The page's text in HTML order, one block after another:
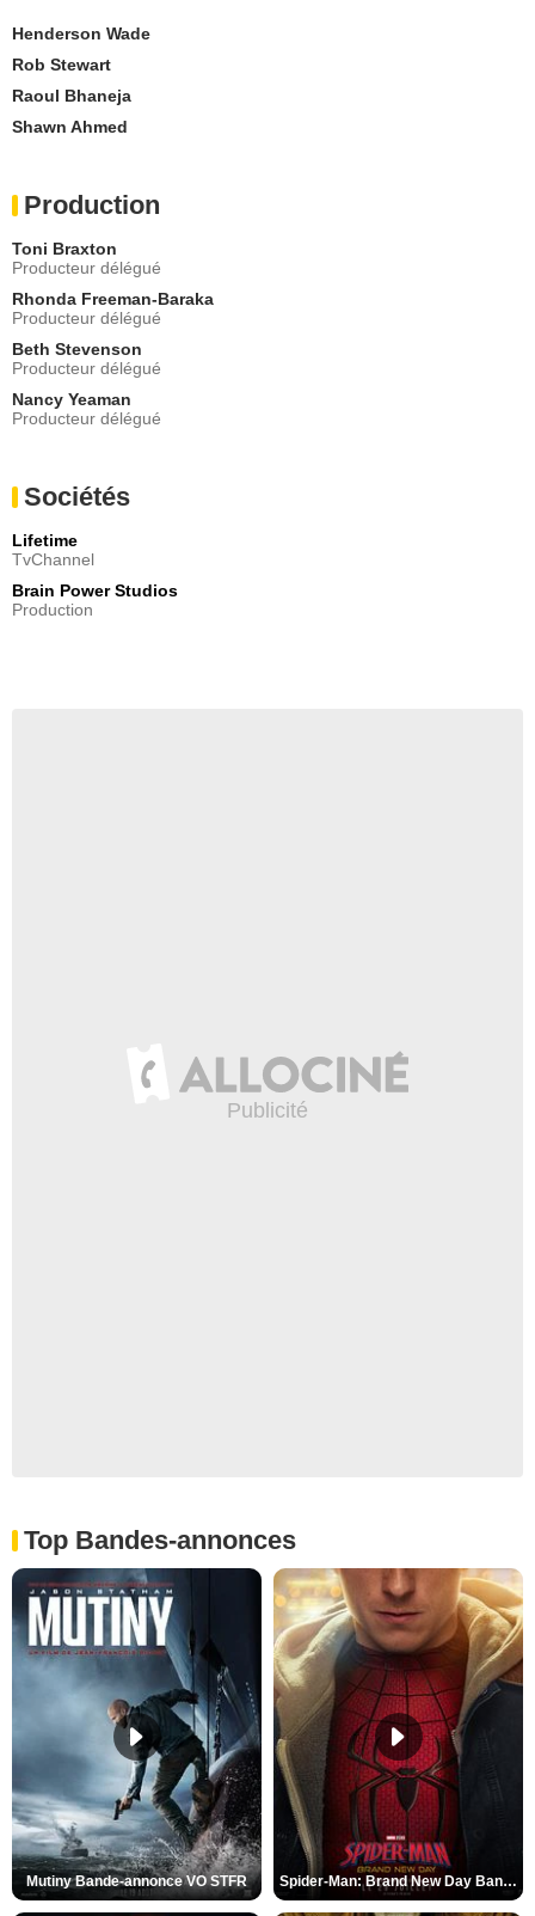
Henderson Wade
Rob Stewart
Raoul Bhaneja
Shawn Ahmed
Production
Toni Braxton
Producteur délégué
Rhonda Freeman-Baraka
Producteur délégué
Beth Stevenson
Producteur délégué
Nancy Yeaman
Producteur délégué
Sociétés
Lifetime
TvChannel
Brain Power Studios
Production
Top Bandes-annonces
Mutiny Bande-annonce VO STFR Spider-Man: Brand New Day Bande-annonce VO STFR